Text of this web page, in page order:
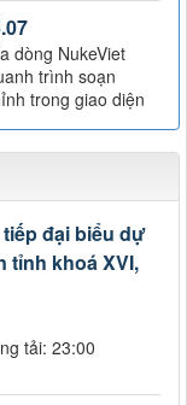
dòng NukeViet
trình soạn
trong giao diện
đại biểu dự
tỉnh khoá XVI,
tải: 23:00